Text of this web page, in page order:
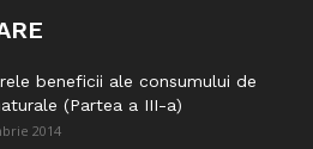
beneficii ale consumului de
(Partea a III-a)
2014